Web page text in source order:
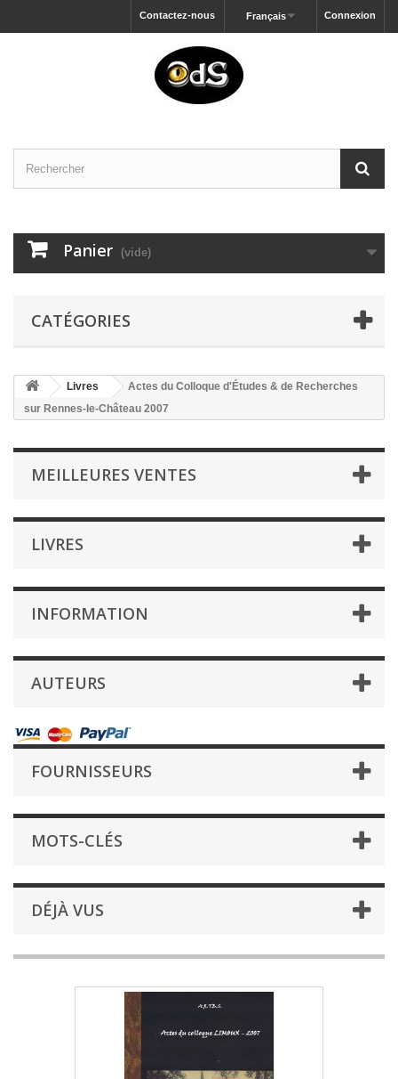
Connexion
Français
Contactez-nous
Panier (vide)
CATÉGORIES
Livres
Actes du Colloque d'Études & de Recherches
sur Rennes-le-Château 2007
MEILLEURES VENTES
LIVRES
INFORMATION
AUTEURS
FOURNISSEURS
MOTS-CLÉS
DÉJÀ VUS